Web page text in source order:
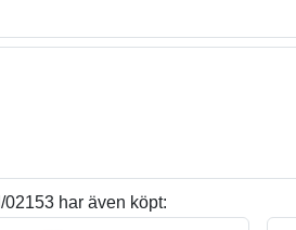
har även köpt: